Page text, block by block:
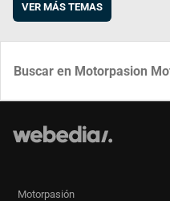
VER MÁS TEMAS
Motorpasión